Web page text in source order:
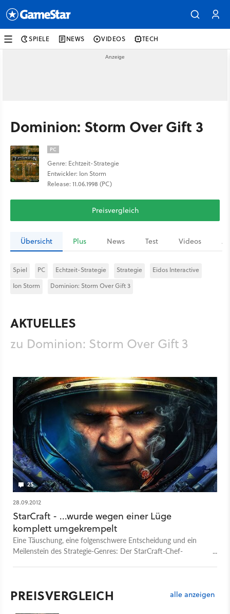
SPIELE NEWS VIDEOS TECH
Dominion: Storm Over Gift 3
PC
Genre: Echtzeit-Strategie
Entwickler: Ion Storm
Release: 11.06.1998 (PC)
Preisvergleich
Übersicht Plus News Test Videos
Spiel PC Echtzeit-Strategie Strategie
Eidos Interactive
Ion Storm
Dominion: Storm Over Gift 3
AKTUELLES
zu Dominion: Storm Over Gift 3
25
28.09.2012
StarCraft - ...wurde wegen einer Lüge
komplett umgekrempelt
Eine Täuschung, eine folgenschwere Entscheidung und ein
Meilenstein des Strategie-Genres: Der StarCraft-Chef-
PREISVERGLEICH alle anzeigen